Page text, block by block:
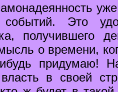
Это
получившего
о времени,
придумаю!
в своей